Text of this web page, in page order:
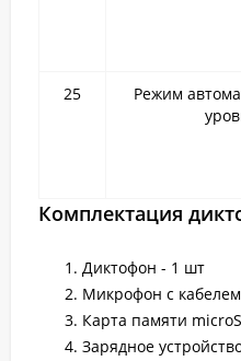
25
Режим
Комплектация
Диктофон - 1 шт
Микрофон с
Карта памяти
Зарядное